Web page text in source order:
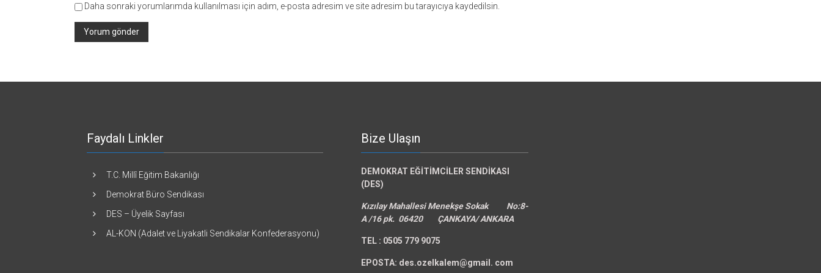
Daha sonraki yorumlarımda kullanılması için adım, e-posta adresim ve site adresim bu tarayıcıya kaydedilsin.
Faydalı Linkler
T.C. Millî Eğitim Bakanlığı
Demokrat Büro Sendikası
DES – Üyelik Sayfası
AL-KON (Adalet ve Liyakatli Sendikalar Konfederasyonu)
Bize Ulaşın
DEMOKRAT EĞİTİMCİLER SENDİKASI
(DES)
Kızılay Mahallesi Menekşe Sokak No:8-
A /16 pk. 06420 ÇANKAYA/ ANKARA
TEL : 0505 779 9075
EPOSTA: des.ozelkalem@gmail. com